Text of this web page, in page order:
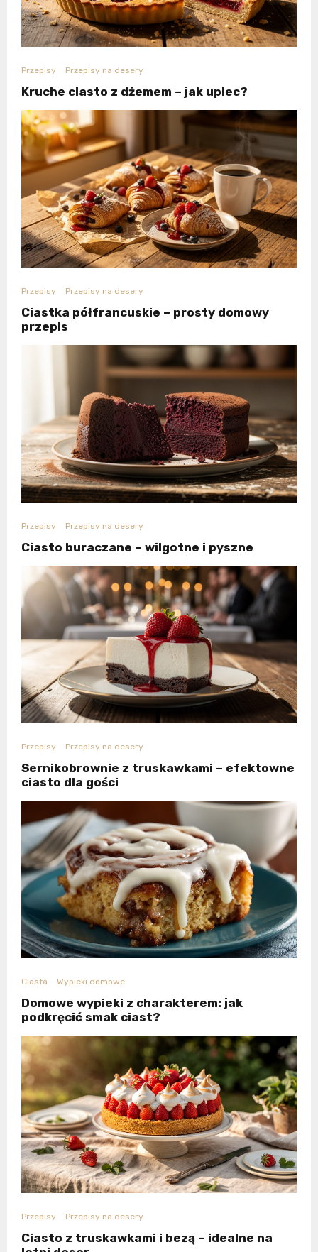
Przepisy Przepisy na desery
Kruche ciasto z dżemem – jak upiec?
Przepisy Przepisy na desery
Ciastka półfrancuskie – prosty domowy
przepis
Przepisy Przepisy na desery
Ciasto buraczane – wilgotne i pyszne
Przepisy Przepisy na desery
Sernikobrownie z truskawkami – efektowne
ciasto dla gości
Ciasta Wypieki domowe
Domowe wypieki z charakterem: jak
podkręcić smak ciast?
Przepisy Przepisy na desery
Ciasto z truskawkami i bezą – idealne na